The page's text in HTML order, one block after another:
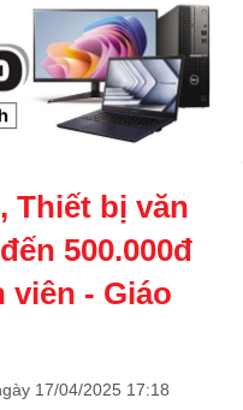
Thiết bị văn
500.000đ
viên - Giáo
17/04/2025 17:18